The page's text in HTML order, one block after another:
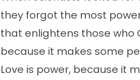
they forgot the most
that enlightens those who
because it makes some
Love is power, because it